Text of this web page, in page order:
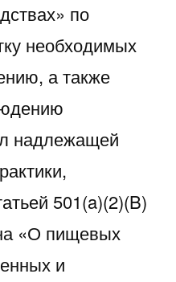
по
необходимых
а также
надлежащей
501(a)(2)(B)
«О пищевых
и